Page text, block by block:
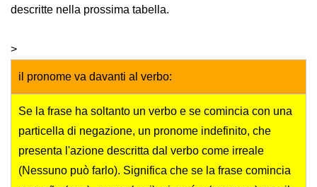
descritte nella prossima tabella.
>
il pronome va davanti al verbo:
Se la frase ha soltanto un verbo e se comincia con una
particella di negazione, un pronome indefinito, che
presenta l'azione descritta dal verbo come irreale
(Nessuno può farlo). Significa che se la frase comincia